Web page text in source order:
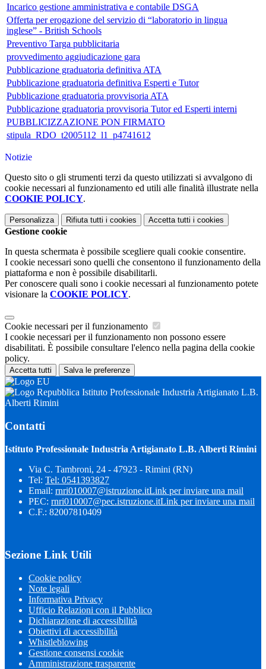
Incarico gestione amministrativa e contabile DSGA
Offerta per erogazione del servizio di “laboratorio in lingua
inglese” - British Schools
Preventivo Targa pubblicitaria
provvedimento aggiudicazione gara
Pubblicazione graduatoria definitiva ATA
Pubblicazione graduatoria definitiva Esperti e Tutor
Pubblicazione graduatoria provvisoria ATA
Pubblicazione graduatoria provvisoria Tutor ed Esperti interni
PUBBLICIZZAZIONE PON FIRMATO
stipula_RDO_t2005112_l1_p4741612
Notizie
Questo sito o gli strumenti terzi da questo utilizzati si avvalgono di
cookie necessari al funzionamento ed utili alle finalità illustrate nella
COOKIE POLICY.
Personalizza Rifiuta tutti i cookies Accetta tutti i cookies
Gestione cookie
In questa schermata è possibile scegliere quali cookie consentire.
I cookie necessari sono quelli che consentono il funzionamento della
piattaforma e non è possibile disabilitarli.
Per conoscere quali sono i cookie necessari al funzionamento potete
visionare la COOKIE POLICY.
Cookie necessari per il funzionamento
I cookie necessari per il funzionamento non possono essere
disabilitati. È possibile consultare l'elenco nella pagina della cookie
policy.
Accetta tutti Salva le preferenze
Istituto Professionale Industria Artigianato L.B.
Alberti Rimini
Contatti
Istituto Professionale Industria Artigianato L.B. Alberti Rimini
Via C. Tambroni, 24 - 47923 - Rimini (RN)
Tel: Tel: 0541393827
Email: rnri010007@istruzione.itLink per inviare una mail
PEC: rnri010007@pec.istruzione.itLink per inviare una mail
C.F.: 82007810409
Sezione Link Utili
Cookie policy
Note legali
Informativa Privacy
Ufficio Relazioni con il Pubblico
Dichiarazione di accessibilità
Obiettivi di accessibilità
Whistleblowing
Gestione consensi cookie
Amministrazione trasparente